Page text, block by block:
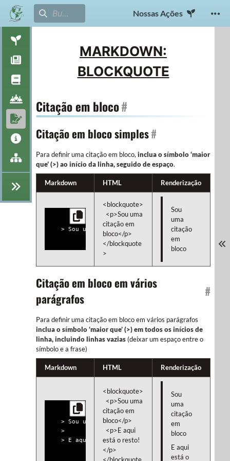
Nossas Ações
MARKDOWN:
BLOCKQUOTE
Citação em bloco#
Citação em bloco simples#
Para definir uma citação em bloco, inclua o símbolo ‘maior
que’ (>) ao início da linha, seguido de espaço.
Markdown HTML Renderização
<blockquote>
citação em
bloco</p>
</blockquote
>
Sou
uma
citação
em
bloco
Citação em bloco em vários
parágrafos
#
Para definir uma citação em bloco em vários parágrafos
inclua o símbolo ‘maior que’ (>) em todos os inícios de
linha, incluindo linhas vazias (deixar um espaço entre o
símbolo e a frase)
Markdown HTML Renderização
> Sou uma citação em bloco!
>
<blockquote>
citação em
bloco</p>
está o resto!
</p>
Sou
uma
citação
em
bloco
E aqui
está o